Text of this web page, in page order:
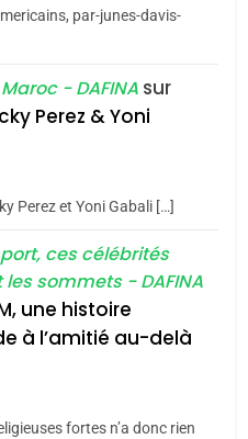
– Vanessa
Stauber
génocide, je dis
La nouvelle
de Boy George
par-junes-davis-
- DAFINA sur
Perez & Yoni
Perez et Yoni Gabali […]
ces célébrités
sommets - DAFINA
une histoire
à l’amitié au-delà
fortes n’a donc rien
selon le rapport
ET RÉSILIENTE :
JE REVENDIQUE
par Thérèse